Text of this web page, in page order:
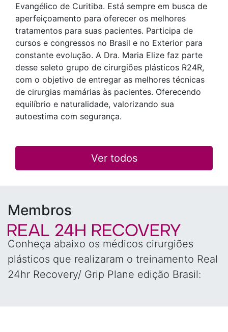
Evangélico de Curitiba. Está sempre em busca de
aperfeiçoamento para oferecer os melhores
tratamentos para suas pacientes. Participa de
cursos e congressos no Brasil e no Exterior para
constante evolução. A Dra. Maria Elize faz parte
desse seleto grupo de cirurgiões plásticos R24R,
com o objetivo de entregar as melhores técnicas
de cirurgias mamárias às pacientes. Oferecendo
equilíbrio e naturalidade, valorizando sua
autoestima com segurança.
Ver todos
Membros
Conheça abaixo os médicos cirurgiões
plásticos que realizaram o treinamento Real
24hr Recovery/ Grip Plane edição Brasil: